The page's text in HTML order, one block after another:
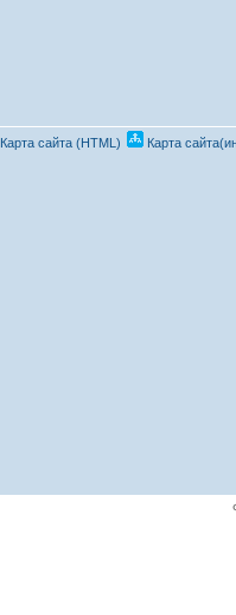
Карта сайта (HTML) Карта